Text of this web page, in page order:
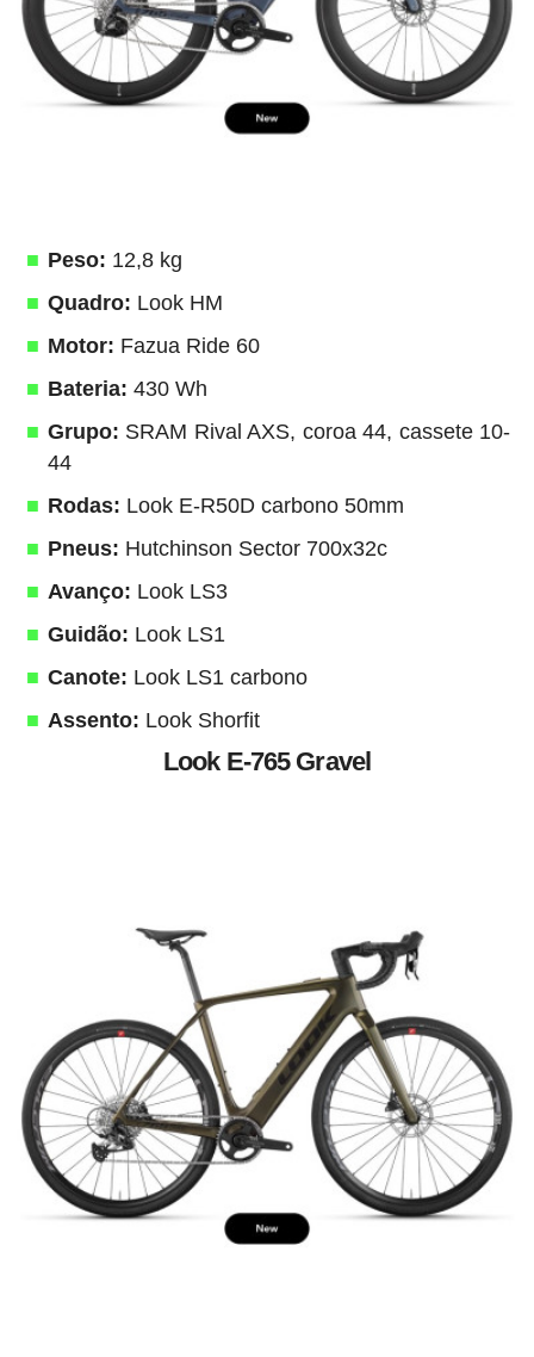
Peso: 12,8 kg
Quadro: Look HM
Motor: Fazua Ride 60
Bateria: 430 Wh
Grupo: SRAM Rival AXS, coroa 44, cassete 10-
44
Rodas: Look E-R50D carbono 50mm
Pneus: Hutchinson Sector 700x32c
Avanço: Look LS3
Guidão: Look LS1
Canote: Look LS1 carbono
Assento: Look Shorfit
Look E-765 Gravel